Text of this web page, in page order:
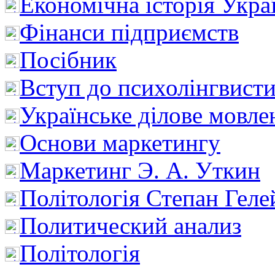
Фінанси підприємств
Посібник
Вступ до
Українське ділове
Основи маркетингу
Маркетинг Э. А. Уткин
Політологія Степан
Политический анализ
Політологія